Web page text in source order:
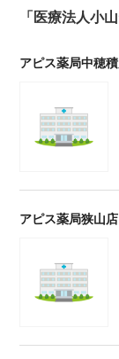
「医療法人小
アピス薬局中穂
アピス薬局狭山店